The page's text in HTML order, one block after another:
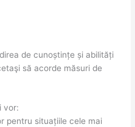
de cunoștințe și abilități
să acorde măsuri de
vor:
pentru situațiile cele mai